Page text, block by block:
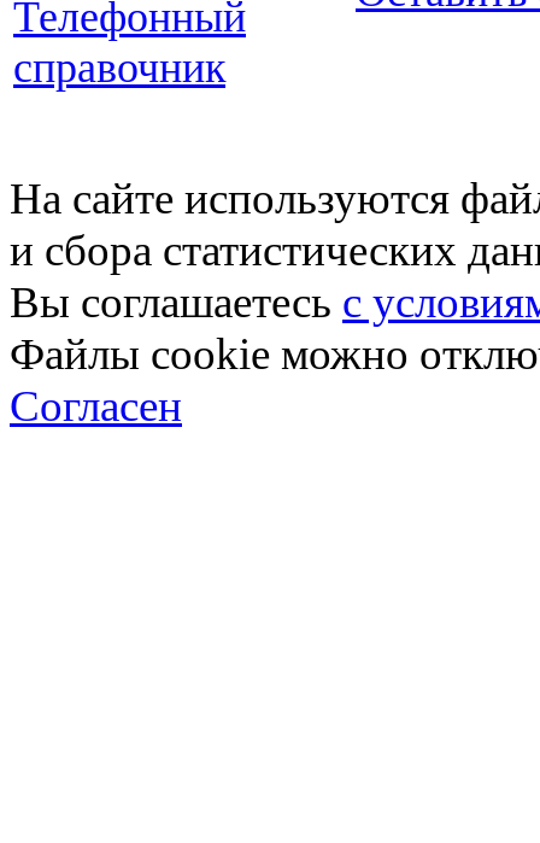
Телефонный
справочник
На сайте используются
и сбора статистических
Вы соглашаетесь с
Файлы cookie можно
Согласен